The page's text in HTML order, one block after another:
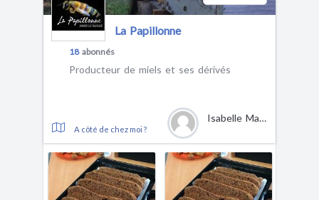
La Papillonne
18abonnés
Producteur de miels et ses dérivés
A côté de chez moi ?
Isabelle Mansais